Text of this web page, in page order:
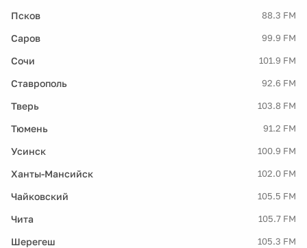
Псков 88.3 FM
Саров 99.9 FM
Сочи 101.9 FM
Ставрополь 92.6 FM
Тверь 103.8 FM
Тюмень 91.2 FM
Усинск 100.9 FM
Ханты-Мансийск 102.0 FM
Чайковский 105.5 FM
Чита 105.7 FM
Шерегеш 105.3 FM